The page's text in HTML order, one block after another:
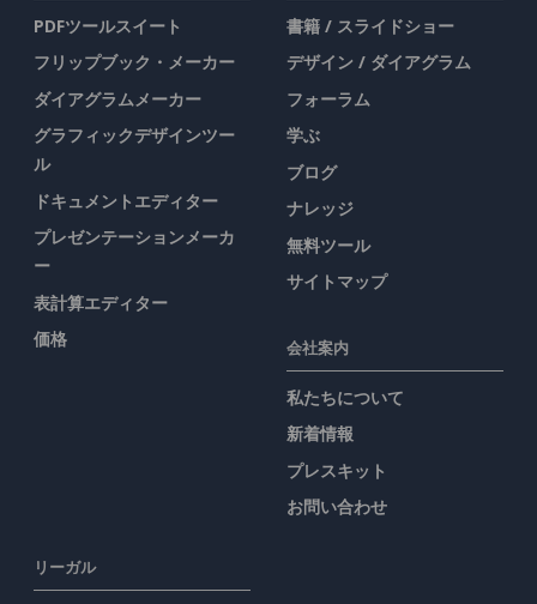
PDFツールスイート
フリップブック・メーカー
ダイアグラムメーカー
グラフィックデザインツー
ル
ドキュメントエディター
プレゼンテーションメーカ
ー
表計算エディター
価格
書籍 / スライドショー
デザイン / ダイアグラム
フォーラム
学ぶ
ブログ
ナレッジ
無料ツール
サイトマップ
会社案内
私たちについて
新着情報
プレスキット
お問い合わせ
リーガル